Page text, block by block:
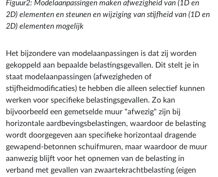
Figuur2: Modelaanpassingen maken afwezigheid van (1D en
2D) elementen en steunen en wijziging van stijfheid van (1D en
2D) elementen mogelijk
Het bijzondere van modelaanpassingen is dat zij worden
gekoppeld aan bepaalde belastingsgevallen. Dit stelt je in
staat modelaanpassingen (afwezigheden of
stijfheidmodificaties) te hebben die alleen selectief kunnen
werken voor specifieke belastingsgevallen. Zo kan
bijvoorbeeld een gemetselde muur "afwezig" zijn bij
horizontale aardbevingsbelastingen, waardoor de belasting
wordt doorgegeven aan specifieke horizontaal dragende
gewapend-betonnen schuifmuren, maar waardoor de muur
aanwezig blijft voor het opnemen van de belasting in
verband met gevallen van zwaartekrachtbelasting (eigen